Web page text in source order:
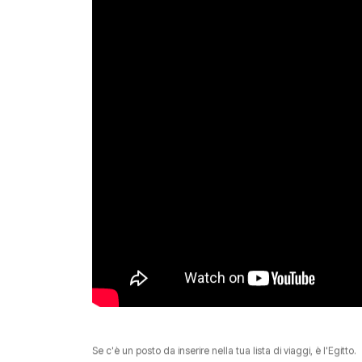
Se c'è un posto da inserire nella tua lista di viaggi, è l'Egitto.